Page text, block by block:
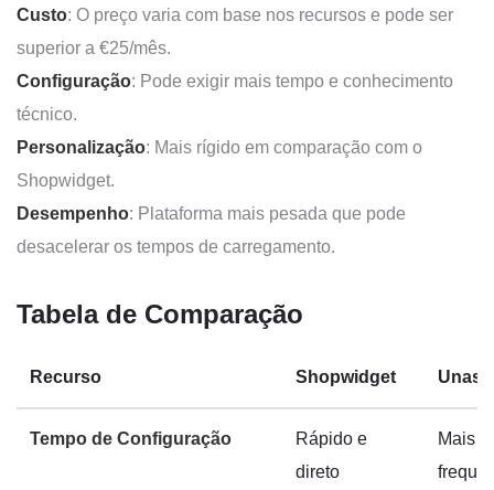
Custo: O preço varia com base nos recursos e pode ser
superior a €25/mês.
Configuração: Pode exigir mais tempo e conhecimento
técnico.
Personalização: Mais rígido em comparação com o
Shopwidget.
Desempenho: Plataforma mais pesada que pode
desacelerar os tempos de carregamento.
Tabela de Comparação
Recurso Shopwidget Unas
Tempo de Configuração
Rápido e
direto
Mais